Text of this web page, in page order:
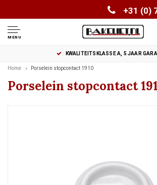
+31 (0)
MENU
KWALITEITSKLASSE A, 5 JAAR
Home Porselein stopcontact 1910
Porselein stopcontact